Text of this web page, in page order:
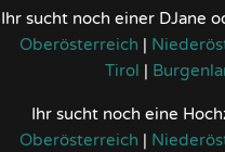
DJ
Ihr sucht noch einer DJane
Oberösterreich |
Tirol |
Ihr sucht noch eine
Oberösterreich |